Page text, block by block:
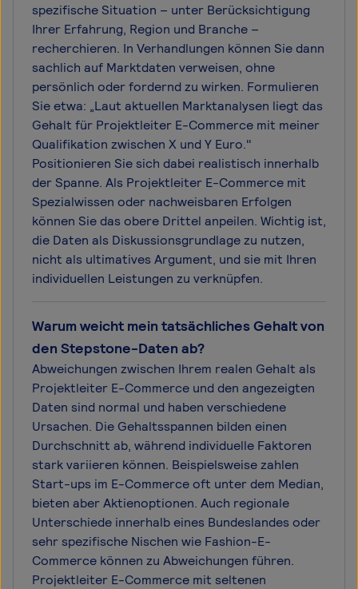
spezifische Situation – unter Berücksichtigung
Ihrer Erfahrung, Region und Branche –
recherchieren. In Verhandlungen können Sie dann
sachlich auf Marktdaten verweisen, ohne
persönlich oder fordernd zu wirken. Formulieren
Sie etwa: „Laut aktuellen Marktanalysen liegt das
Gehalt für Projektleiter E-Commerce mit meiner
Qualifikation zwischen X und Y Euro."
Positionieren Sie sich dabei realistisch innerhalb
der Spanne. Als Projektleiter E-Commerce mit
Spezialwissen oder nachweisbaren Erfolgen
können Sie das obere Drittel anpeilen. Wichtig ist,
die Daten als Diskussionsgrundlage zu nutzen,
nicht als ultimatives Argument, und sie mit Ihren
individuellen Leistungen zu verknüpfen.
Warum weicht mein tatsächliches Gehalt von
den Stepstone-Daten ab?
Abweichungen zwischen Ihrem realen Gehalt als
Projektleiter E-Commerce und den angezeigten
Daten sind normal und haben verschiedene
Ursachen. Die Gehaltsspannen bilden einen
Durchschnitt ab, während individuelle Faktoren
stark variieren können. Beispielsweise zahlen
Start-ups im E-Commerce oft unter dem Median,
bieten aber Aktienoptionen. Auch regionale
Unterschiede innerhalb eines Bundeslandes oder
sehr spezifische Nischen wie Fashion-E-
Commerce können zu Abweichungen führen.
Projektleiter E-Commerce mit seltenen